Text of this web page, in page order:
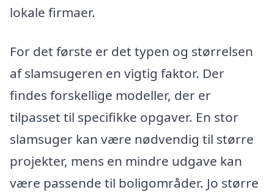
lokale firmaer.
For det første er det typen og størrelsen
af slamsugeren en vigtig faktor. Der
findes forskellige modeller, der er
tilpasset til specifikke opgaver. En stor
slamsuger kan være nødvendig til større
projekter, mens en mindre udgave kan
være passende til boligområder. Jo større